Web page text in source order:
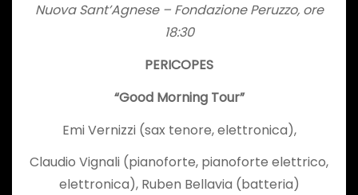
Nuova Sant’Agnese – Fondazione Peruzzo, ore
18:30
PERICOPES
“Good Morning Tour”
Emi Vernizzi (sax tenore, elettronica),
Claudio Vignali (pianoforte, pianoforte elettrico,
elettronica), Ruben Bellavia (batteria)